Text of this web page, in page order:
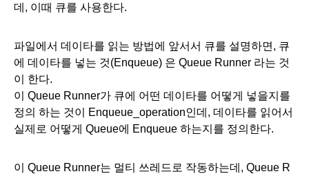
데, 이때 큐를 사용한다.
파일에서 데이타를 읽는 방법에 앞서서 큐를 설명하면, 큐
에 데이타를 넣는 것(Enqueue) 은 Queue Runner 라는 것
이 한다.
이 Queue Runner가 큐에 어떤 데이타를 어떻게 넣을지를
정의 하는 것이 Enqueue_operation인데, 데이타를 읽어서
실제로 어떻게 Queue에 Enqueue 하는지를 정의한다.
이 Queue Runner는 멀티 쓰레드로 작동하는데, Queue R